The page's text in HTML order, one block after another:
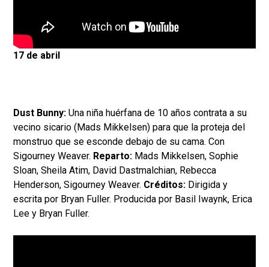
17 de abril
Dust Bunny: Una niña huérfana de 10 años contrata a su
vecino sicario (Mads Mikkelsen) para que la proteja del
monstruo que se esconde debajo de su cama. Con
Sigourney Weaver. Reparto: Mads Mikkelsen, Sophie
Sloan, Sheila Atim, David Dastmalchian, Rebecca
Henderson, Sigourney Weaver. Créditos: Dirigida y
escrita por Bryan Fuller. Producida por Basil Iwaynk, Erica
Lee y Bryan Fuller.